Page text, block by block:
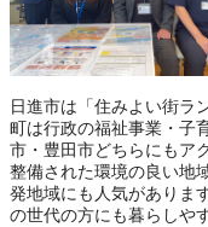
日進市は「住みよい街ラ
町は行政の福祉事業・子
市・豊田市どちらにもア
整備された環境の良い地
発地域にも人気がありま
の世代の方にも暮らしや